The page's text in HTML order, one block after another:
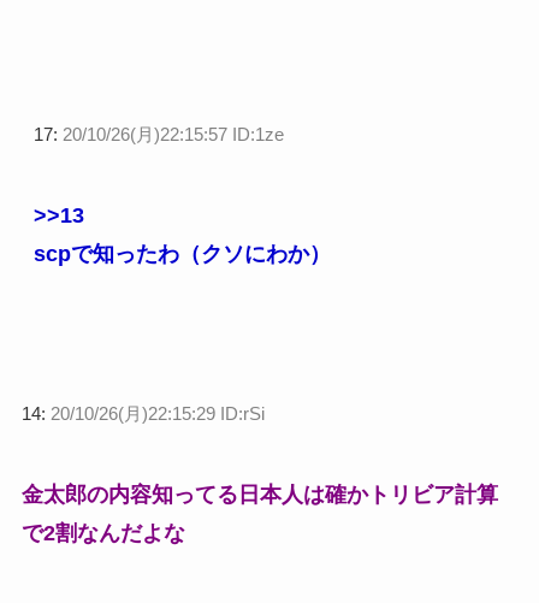
17: 20/10/26(月)22:15:57 ID:1ze
>>13
scpで知ったわ（クソにわか）
14: 20/10/26(月)22:15:29 ID:rSi
金太郎の内容知ってる日本人は確かトリビア計算
で2割なんだよな